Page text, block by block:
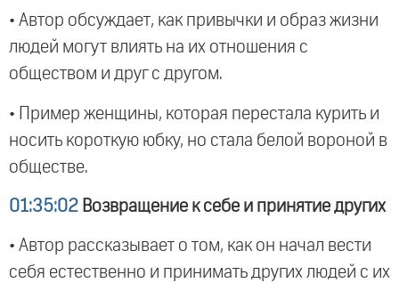
• Автор обсуждает, как привычки и образ жизни
людей могут влиять на их отношения с
обществом и друг с другом.
• Пример женщины, которая перестала курить и
носить короткую юбку, но стала белой вороной в
обществе.
01:35:02 Возвращение к себе и принятие других
• Автор рассказывает о том, как он начал вести
себя естественно и принимать других людей с их